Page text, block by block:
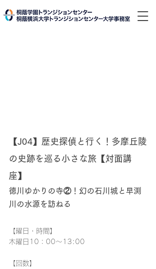
【J04】歴史探偵と行く！多摩丘陵
の史跡を巡る小さな旅【対面講
座】
徳川ゆかりの寺②！幻の石川城と早渕
川の水源を訪ねる
【曜日・時間】
木曜日10：00～13:00
【回数】